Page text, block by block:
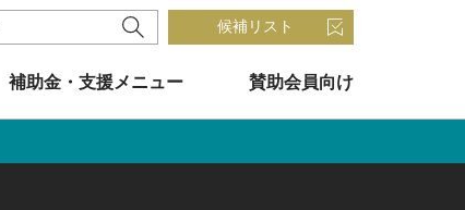
候補リスト
補助金・支援メニュー 賛助会員向け